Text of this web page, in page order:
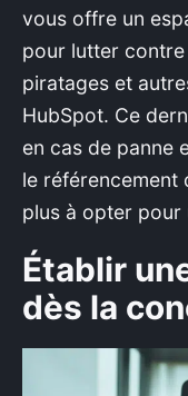
vous offre un
pour lutter contre
piratages et
HubSpot. Ce
en cas de panne
le référencement
plus à opter pour
Établir
dès la